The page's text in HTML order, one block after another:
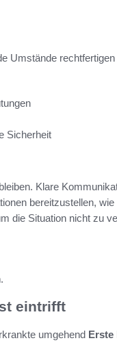
Umstände
Sicherheit
Klare
bereitzustellen, wie
die Situation nicht zu
eintrifft
umgehend Erste